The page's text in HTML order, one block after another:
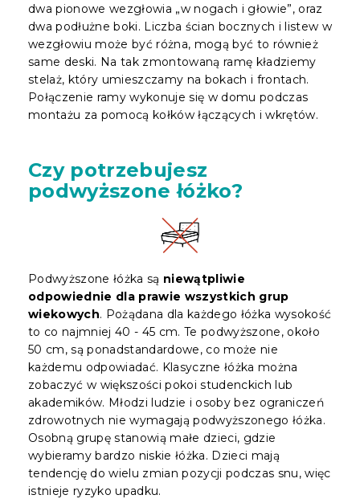
dwa pionowe wezgłowia „w nogach i głowie”, oraz
dwa podłużne boki. Liczba ścian bocznych i listew w
wezgłowiu może być różna, mogą być to również
same deski. Na tak zmontowaną ramę kładziemy
stelaż, który umieszczamy na bokach i frontach.
Połączenie ramy wykonuje się w domu podczas
montażu za pomocą kołków łączących i wkrętów.
Czy potrzebujesz
podwyższone łóżko?
Podwyższone łóżka są niewątpliwie
odpowiednie dla prawie wszystkich grup
wiekowych. Pożądana dla każdego łóżka wysokość
to co najmniej 40 - 45 cm. Te podwyższone, około
50 cm, są ponadstandardowe, co może nie
każdemu odpowiadać. Klasyczne łóżka można
zobaczyć w większości pokoi studenckich lub
akademików. Młodzi ludzie i osoby bez ograniczeń
zdrowotnych nie wymagają podwyższonego łóżka.
Osobną grupę stanowią małe dzieci, gdzie
wybieramy bardzo niskie łóżka. Dzieci mają
tendencję do wielu zmian pozycji podczas snu, więc
istnieje ryzyko upadku.